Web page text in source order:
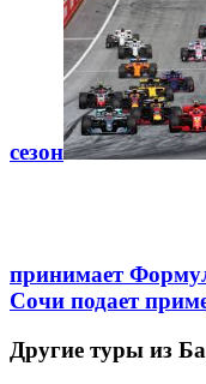
сезон
принимает
Сочи подает
Другие туры из